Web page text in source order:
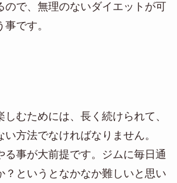
ので、無理のないダイエットが可
です。
むためには、長く続けられて、
方法でなければなりません。
る事が大前提です。ジムに毎日通
？というとなかなか難しいと思い